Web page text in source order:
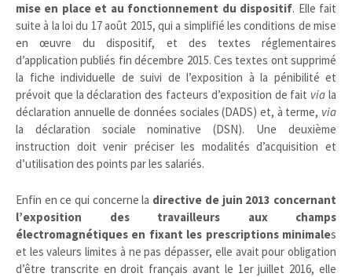
mise en place et au fonctionnement du dispositif. Elle fait
suite à la loi du 17 août 2015, qui a simplifié les conditions de mise
en œuvre du dispositif, et des textes réglementaires
d’application publiés fin décembre 2015. Ces textes ont supprimé
la fiche individuelle de suivi de l’exposition à la pénibilité et
prévoit que la déclaration des facteurs d’exposition de fait via la
déclaration annuelle de données sociales (DADS) et, à terme, via
la déclaration sociale nominative (DSN). Une deuxième
instruction doit venir préciser les modalités d’acquisition et
d’utilisation des points par les salariés.
Enfin en ce qui concerne la directive de juin 2013 concernant
l’exposition des travailleurs aux champs
électromagnétiques en fixant les prescriptions minimales
et les valeurs limites à ne pas dépasser, elle avait pour obligation
d’être transcrite en droit français avant le 1er juillet 2016, elle